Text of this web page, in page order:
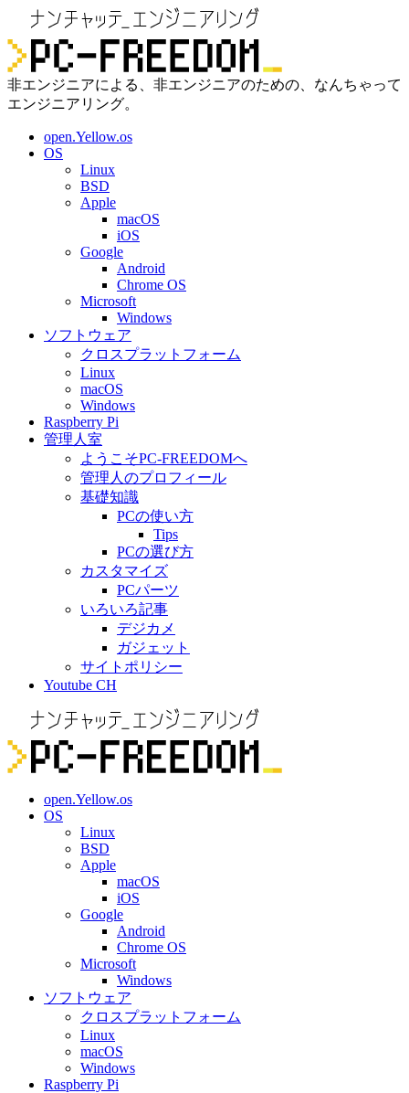
非エンジニアによる、非エンジニアのための、なんちゃって
エンジニアリング。
open.Yellow.os
OS
Linux
BSD
Apple
macOS
iOS
Google
Android
Chrome OS
Microsoft
Windows
ソフトウェア
クロスプラットフォーム
Linux
macOS
Windows
Raspberry Pi
管理人室
ようこそPC-FREEDOMへ
管理人のプロフィール
基礎知識
PCの使い方
Tips
PCの選び方
カスタマイズ
PCパーツ
いろいろ記事
デジカメ
ガジェット
サイトポリシー
Youtube CH
open.Yellow.os
OS
Linux
BSD
Apple
macOS
iOS
Google
Android
Chrome OS
Microsoft
Windows
ソフトウェア
クロスプラットフォーム
Linux
macOS
Windows
Raspberry Pi